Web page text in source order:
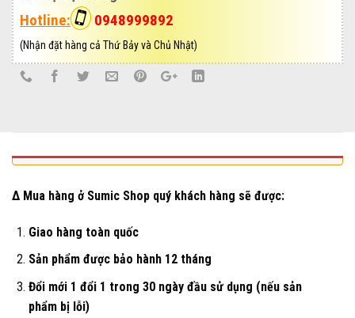
Hotline:
0948999892
(Nhận đặt hàng cả Thứ Bảy và Chủ Nhật)
Δ Mua hàng ở Sumic Shop quý khách hàng sẽ được:
Giao hàng toàn quốc
Sản phẩm được bảo hành 12 tháng
Đổi mới 1 đổi 1 trong 30 ngày đầu sử dụng (nếu sản
phẩm bị lỗi)